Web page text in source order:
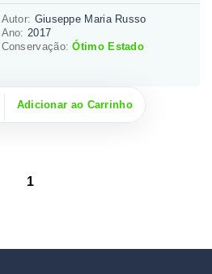
Autor: Giuseppe Maria Russo
Ano: 2017
Conservação:Ótimo Estado
Adicionar ao Carrinho
1